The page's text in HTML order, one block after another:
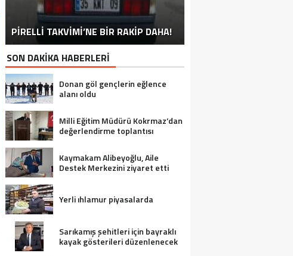
PİRELLİ TAKVİMİ’NE BİR RAKİP DAHA!
EN İYİ ‘KURBAN BAYRAMI’ CAPSLERİ!
BUNU SÖYLEMEYEN ESNAF GÖRDÜNÜZ
MÜ?
FOTOĞRAFLARLA HIZAN
FOTOĞRAFLARLA BITLIS
FOTOĞRAFLARLA TATVAN
FOTOĞRAFLARLA GÜROYMAK
FOTOĞRAFLARLA AHLAT
FOTOĞRAFLARLA ADILCEVAZ
FOTOĞRAFLARLA MUTKI
SON DAKİKA HABERLERİ
Donan göl gençlerin eğlence
alanı oldu
Milli Eğitim Müdürü Kokrmaz’dan
değerlendirme toplantısı
Kaymakam Alibeyoğlu, Aile
Destek Merkezini ziyaret etti
Yerli ıhlamur piyasalarda
Sarıkamış şehitleri için bayraklı
kayak gösterileri düzenlenecek